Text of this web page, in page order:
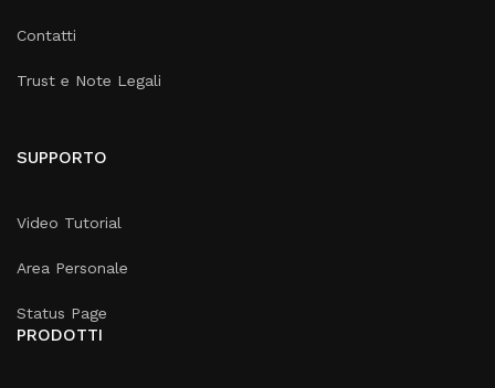
Contatti
Trust e Note Legali
SUPPORTO
Video Tutorial
Area Personale
Status Page
PRODOTTI